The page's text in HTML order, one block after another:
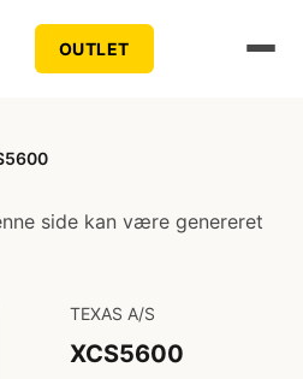
OUTLET
side kan være genereret
TEXAS A/S
XCS5600